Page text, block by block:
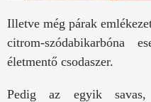
Illetve még párak
citrom-szódabikarbóna
életmentő csodaszer.
Pedig az egyik